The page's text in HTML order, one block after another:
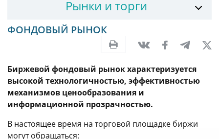
Рынки и торги
ФОНДОВЫЙ РЫНОК
Биржевой фондовый рынок характеризуется
высокой технологичностью, эффективностью
механизмов ценообразования и
информационной прозрачностью.
В настоящее время на торговой площадке биржи
могут обращаться: